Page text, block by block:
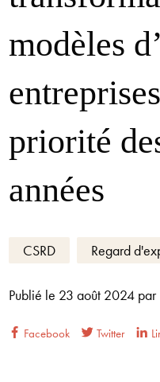
modèles
priorité
années
CSRD Regard
Publié le 23 août 2024 par
Facebook Twitter